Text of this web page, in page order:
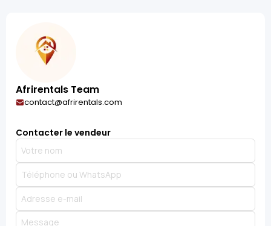
Afrirentals Team
contact@afrirentals.com
Contacter le vendeur